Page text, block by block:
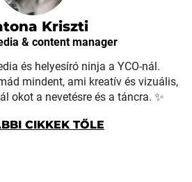
Kriszti
& content manager
és helyesíró ninja a YCO-nál.
mindent, ami kreatív és vizuális,
okot a nevetésre és a táncra. ✨
CIKKEK TŐLE